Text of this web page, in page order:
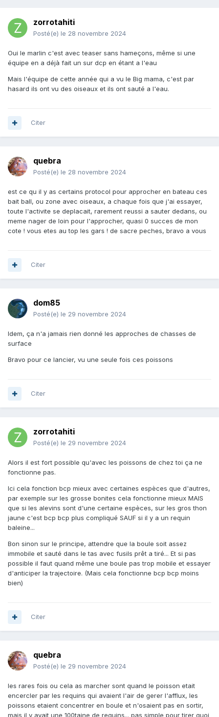
zorrotahiti
Posté(e) le 28 novembre 2024
Oui le marlin c'est avec teaser sans hameçons, même si une
équipe en a déjà fait un sur dcp en étant a l'eau
Mais l'équipe de cette année qui a vu le Big mama, c'est par
hasard ils ont vu des oiseaux et ils ont sauté a l'eau.
Citer
quebra
Posté(e) le 28 novembre 2024
est ce qu il y as certains protocol pour approcher en bateau ces
bait ball, ou zone avec oiseaux, a chaque fois que j'ai essayer,
toute l'activite se deplacait, rarement reussi a sauter dedans, ou
meme nager de loin pour l'approcher, quasi 0 succes de mon
cote ! vous etes au top les gars ! de sacre peches, bravo a vous
Citer
dom85
Posté(e) le 29 novembre 2024
Idem, ça n'a jamais rien donné les approches de chasses de
surface
Bravo pour ce lancier, vu une seule fois ces poissons
Citer
zorrotahiti
Posté(e) le 29 novembre 2024
Alors il est fort possible qu'avec les poissons de chez toi ça ne
fonctionne pas.
Ici cela fonction bcp mieux avec certaines espèces que d'autres,
par exemple sur les grosse bonites cela fonctionne mieux MAIS
que si les alevins sont d'une certaine espèces, sur les gros thon
jaune c'est bcp bcp plus compliqué SAUF si il y a un requin
baleine...
Bon sinon sur le principe, attendre que la boule soit assez
immobile et sauté dans le tas avec fusils prêt a tiré... Et si pas
possible il faut quand même une boule pas trop mobile et essayer
d'anticiper la trajectoire. (Mais cela fonctionne bcp bcp moins
bien)
Citer
quebra
Posté(e) le 29 novembre 2024
les rares fois ou cela as marcher sont quand le poisson etait
encercler par les requins qui avaient l'air de gerer l'afflux, les
poissons etaient concentrer en boule et n'osaient pas en sortir,
mais il y avait une 100taine de requins... pas simple pour tirer quoi